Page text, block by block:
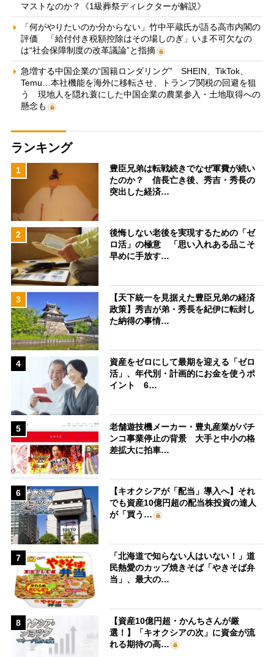
マストなのか？《1級葬祭ディレクターが解説》
「何がやりたいのか分からない」竹中平蔵氏が語る高市内閣の
評価 「給付付き税額控除はその場しのぎ」いま不可欠なの
は“社会保障制度の改革議論”と指摘
急増する中国企業の“国籍ロンダリング” SHEIN、TikTok、
Temu…本社機能を海外に移転させ、トランプ関税の回避を狙
う 現地人を隠れ蓑にした中国企業の農業参入・土地取得への
懸念も
ランキング
1
豊臣兄弟は転戦続きでなぜ軍費が続い
たのか？ 信長亡き後、秀吉・秀長の
突出した経済…
2
後悔しない老後を実現するための「ゼ
ロ活」の極意 「思い入れある品こそ
早めに手放す…
3
【天下統一を見据えた豊臣兄弟の経済
政策】秀吉が弟・秀長を紀伊に転封し
た納得の事情…
4
資産をゼロにして最期を迎える「ゼロ
活」、年代別・計画的にお金を使うポ
イント 6…
5
老舗遊技機メーカー・豊丸産業がパチ
ンコ事業停止の背景 大手と中小の格
差拡大に拍車…
6
【キオクシアが「配当」導入へ】それ
でも資産10億円超の配当株投資の達人
が「買う…
7
「北海道で知らない人はいない！」道
民熱愛のカップ焼きそば「やきそば弁
当」、最大の…
8
【資産10億円超・かんちさんが厳
選！】「キオクシアの次」に資金が流
れる期待の高…